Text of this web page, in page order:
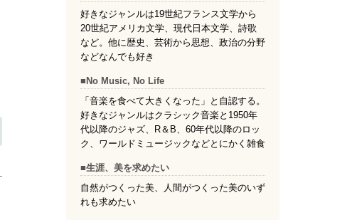
好きなジャンルは19世紀フランス文学から
20世紀アメリカ文学、現代日本文学、詩歌
など。他に歴史、芸術から思想、政治の分野
などなんでも好き
■No Music, No Life
「音楽を食べて大きくなった」と自認する。
好きなジャンルはクラシック音楽と1950年
代以降のジャズ、R＆B、60年代以降のロッ
ク、ワールドミュージックなどとにかく雑食
■生涯、美を求めたい
自然がつくった美、人間がつくった美のいず
れも求めたい